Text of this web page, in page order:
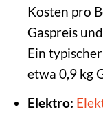
Kosten pro
Gaspreis
Ein
etwa 0,9 kg
Elektro: